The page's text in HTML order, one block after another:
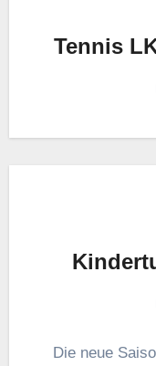
Tennis
Die neue